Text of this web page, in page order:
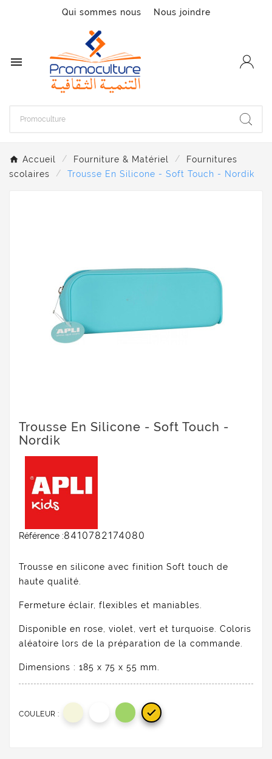
Qui sommes nous Nous joindre

Accueil Fourniture & Matériel
Fournitures
scolaires
Trousse En Silicone - Soft Touch - Nordik
Trousse En Silicone - Soft Touch -
Nordik
Référence :8410782174080
Trousse en silicone avec finition Soft touch de
haute qualité.
Fermeture éclair, flexibles et maniables.
Disponible en rose, violet, vert et turquoise. Coloris
aléatoire lors de la préparation de la commande.
Dimensions : 185 x 75 x 55 mm.
COULEUR : 